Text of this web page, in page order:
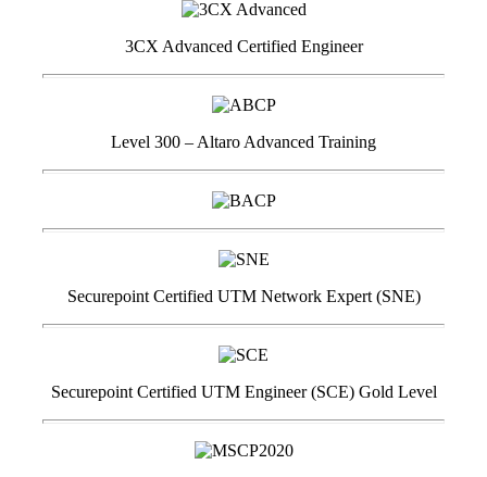
3CX Advanced Certified Engineer
Level 300 – Altaro Advanced Training
Securepoint Certified UTM Network Expert (SNE)
Securepoint Certified UTM Engineer (SCE) Gold Level